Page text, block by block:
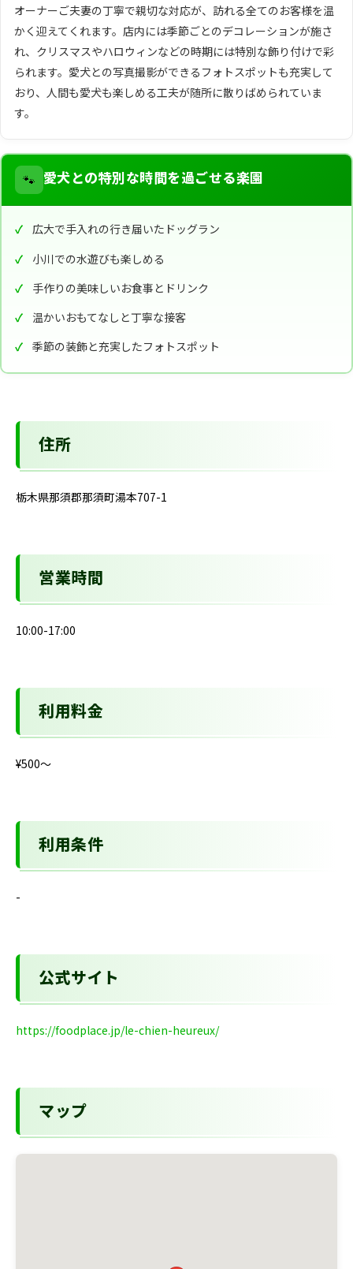
オーナーご夫妻の丁寧で親切な対応が、訪れる全てのお客様を温
かく迎えてくれます。店内には季節ごとのデコレーションが施さ
れ、クリスマスやハロウィンなどの時期には特別な飾り付けで彩
られます。愛犬との写真撮影ができるフォトスポットも充実して
おり、人間も愛犬も楽しめる工夫が随所に散りばめられていま
す。
🐾 愛犬との特別な時間を過ごせる楽園
広大で手入れの行き届いたドッグラン
小川での水遊びも楽しめる
手作りの美味しいお食事とドリンク
温かいおもてなしと丁寧な接客
季節の装飾と充実したフォトスポット
住所
栃木県那須郡那須町湯本707-1
営業時間
10:00-17:00
利用料金
¥500〜
利用条件
-
公式サイト
https://foodplace.jp/le-chien-heureux/
マップ